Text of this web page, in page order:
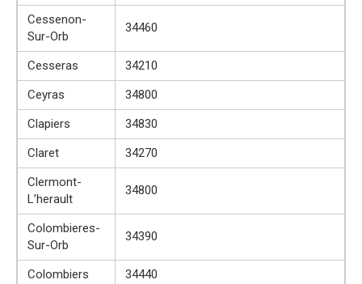
Cessenon-
Sur-Orb
34460
Cesseras
34210
Ceyras
34800
Clapiers
34830
Claret
34270
Clermont-
L’herault
34800
Colombieres-
Sur-Orb
34390
Colombiers
34440